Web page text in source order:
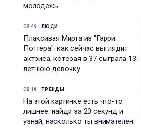
молодежь
08:49 ЛЮДИ
Плаксивая Мирта из "Гарри
Поттера": как сейчас выглядит
актриса, которая в 37 сыграла 13-
летнюю девочку
08:18 ТРЕНДЫ
На этой картинке есть что-то
лишнее: найди за 20 секунд и
узнай, насколько ты внимателен